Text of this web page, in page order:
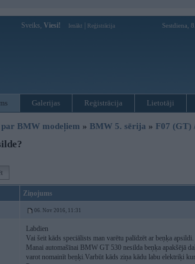
Sveiks, Viesi! Ienākt Reģistrācija Sestdiena,
Galerijas Reģistrācija Lietotāji
par BMW modeļiem » BMW 5. sērija » F07 (GT)
Ziņojums
06. Nov 2016, 11:31
Labdien
Vai šeit kāds speciālists man varētu palīdzēt ar beņķa apsildi.
Manai automašīnai BMW GT 530 nesilda beņķa apakšējā
varot nomainīt beņķi.Varbūt kāds ziņa kādu labu elektriķi